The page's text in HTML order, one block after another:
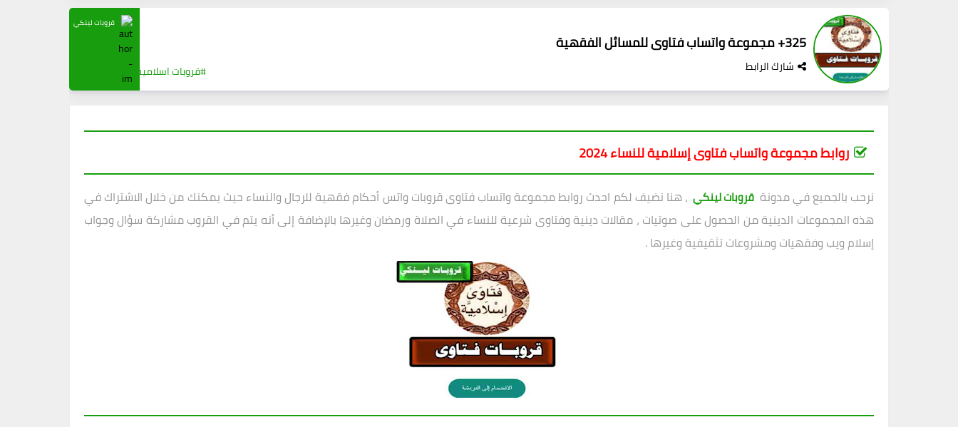
325+ مجموعة واتساب فتاوى للمسائل الفقهية
شارك الرابط #قروبات اسلامية
قروبات لينكي
روابط مجموعة واتساب فتاوى إسلامية للنساء 2024
نرحب بالجميع في مدونة قروبات لينكي ، هنا نضيف لكم احدث روابط مجموعة واتساب فتاوى قروبات واتس أحكام فقهية للرجال والنساء حيث يمكنك من خلال الاشتراك في
هذه المجموعات الدينية من الحصول على صوتيات ، مقالات دينية وفتاوى شرعية للنساء في الصلاة ورمضان وغيرها بالإضافة إلى أنه يتم في القروب مشاركة سؤال وجواب
إسلام ويب وفقهيات ومشروعات تثقيفية وغيرها .